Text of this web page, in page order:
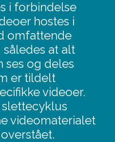
i forbindelse
hostes i
omfattende
at alt
ses og deles
er tildelt
videoer.
videomaterialet